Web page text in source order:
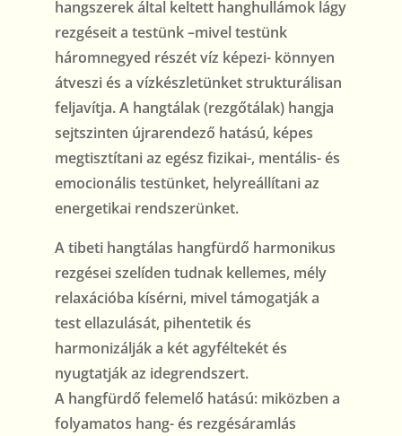
hangszerek által keltett hanghullámok lágy
rezgéseit a testünk –mivel testünk
háromnegyed részét víz képezi- könnyen
átveszi és a vízkészletünket strukturálisan
feljavítja. A hangtálak (rezgőtálak) hangja
sejtszinten újrarendező hatású, képes
megtisztítani az egész fizikai-, mentális- és
emocionális testünket, helyreállítani az
energetikai rendszerünket.
A tibeti hangtálas hangfürdő harmonikus
rezgései szelíden tudnak kellemes, mély
relaxációba kísérni, mivel támogatják a
test ellazulását, pihentetik és
harmonizálják a két agyféltekét és
nyugtatják az idegrendszert.
A hangfürdő felemelő hatású: miközben a
folyamatos hang- és rezgésáramlás